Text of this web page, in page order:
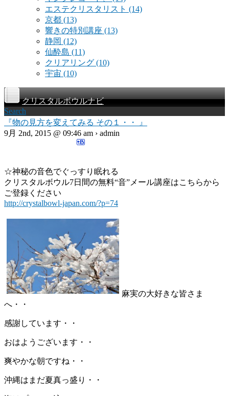
エステクリスタリスト (14)
京都 (13)
響きの特別講座 (13)
静岡 (12)
仙酔島 (11)
クリアリング (10)
宇宙 (10)
クリスタルボウルナビ
Search
『物の見方を変えてみる その１・・ 』
9月 2nd, 2015 @ 09:46 am › admin
☆神秘の音色でぐっすり眠れる
クリスタルボウル7日間の無料“音”メール講座はこちらから
ご登録ください
http://crystalbowl-japan.com/?p=74
麻実の大好きな皆さま
へ・・
感謝しています・・
おはようございます・・
爽やかな朝ですね・・
沖縄はまだ夏真っ盛り・・